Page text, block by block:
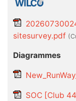
sitesurvey.pdf
Diagrammes
SOC [Club